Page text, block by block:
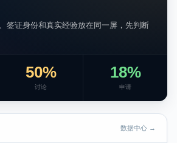
签证身份和真实经验放在同一屏，先判断
50%
讨论
18%
申请
数据中心 →